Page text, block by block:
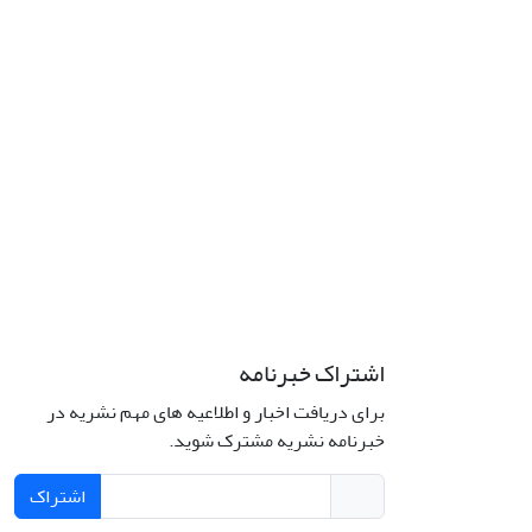
اشتراک خبرنامه
برای دریافت اخبار و اطلاعیه های مهم نشریه در
خبرنامه نشریه مشترک شوید.
اشتراک